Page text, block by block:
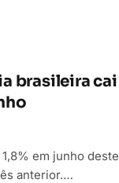
brasileira cai
em junho deste
anterior.…